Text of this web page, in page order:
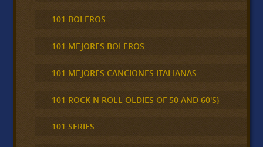
101 BOLEROS
101 MEJORES BOLEROS
101 MEJORES CANCIONES ITALIANAS
101 ROCK N ROLL OLDIES OF 50 AND 60'S}
101 SERIES